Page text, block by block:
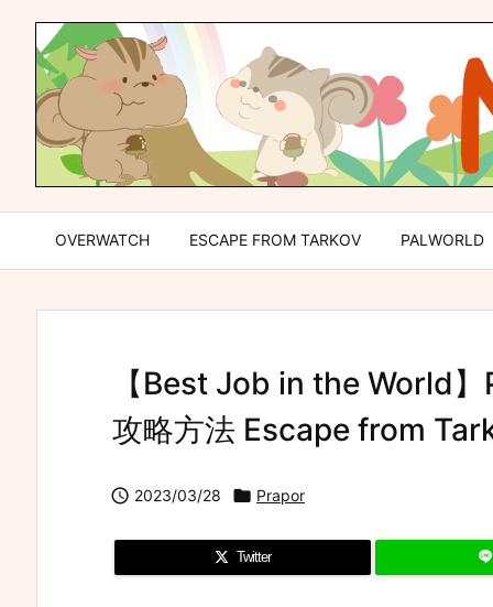
OVERWATCH ESCAPE FROM TARKOV PALWORLD
【Best Job in the World
攻略方法 Escape from
 2023/03/28  Prapor
Twitter